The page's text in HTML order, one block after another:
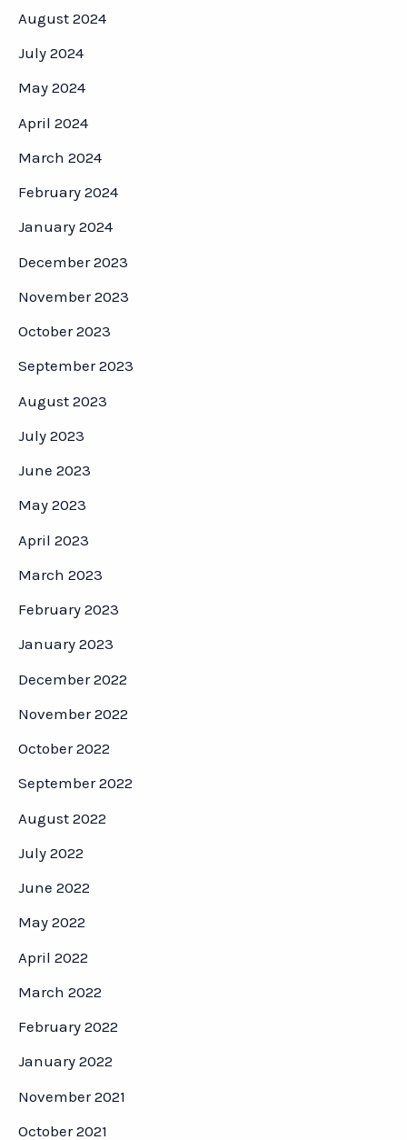
August 2024
July 2024
May 2024
April 2024
March 2024
February 2024
January 2024
December 2023
November 2023
October 2023
September 2023
August 2023
July 2023
June 2023
May 2023
April 2023
March 2023
February 2023
January 2023
December 2022
November 2022
October 2022
September 2022
August 2022
July 2022
June 2022
May 2022
April 2022
March 2022
February 2022
January 2022
November 2021
October 2021